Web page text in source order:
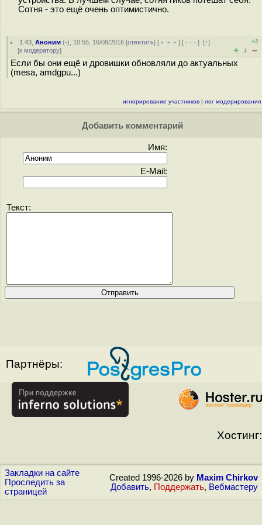
Сотня - это ещё очень оптимистично.
1.43 ,Аноним (-), 10:55, 16/08/2016 [ответить] [ ﹢﹢﹢] [ · · ·][↑]
[к модератору]
+2
+ / –
Если бы они ещё и дровишки обновляли до актуальных
(mesa, amdgpu...)
игнорирование участников | лог модерирования
Добавить комментарий
Имя:
E-Mail:
Текст:
Партнёры:
Хостинг:
Закладки на сайте
Проследить за
страницей
Created 1996-2026 by Maxim Chirkov
Добавить, Поддержать, Вебмастеру